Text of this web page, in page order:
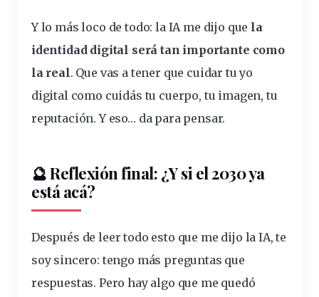
Y lo más loco de todo: la IA me dijo que la
identidad digital será tan importante como
la real. Que vas a tener que cuidar tu yo
digital como cuidás tu cuerpo, tu imagen, tu
reputación. Y eso… da para pensar.
🔮 Reflexión final: ¿Y si el 2030 ya
está acá?
Después de leer todo esto que me dijo la IA, te
soy sincero: tengo más preguntas que
respuestas. Pero hay algo que me quedó